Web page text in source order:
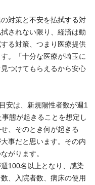
対策と不安を払拭する対
されない限り、経済は動
る対策、つまり医療提供
。「十分な医療が埼玉に
つけてもらえるから安心
安は、新規陽性者数が週1
態が起きることを想定し
、そのとき何が起きる
事だと思います。その内
がります。
100名以上となり、感染
、入院者数、病床の使用